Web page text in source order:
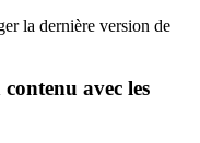
la dernière version de
avec les